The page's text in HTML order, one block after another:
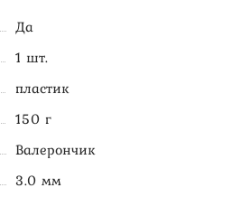
Да
1 шт.
пластик
150 г
Валерончик
3.0 мм